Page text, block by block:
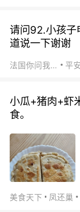
请问92.小孩子
道说一下谢谢
法国你问我答 平
小瓜+猪肉+虾
食。
美食天下 凤还巢